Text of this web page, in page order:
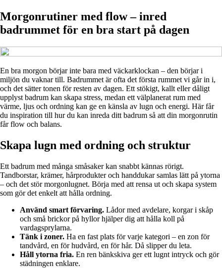
Morgonrutiner med flow – inred
badrummet för en bra start på dagen
En bra morgon börjar inte bara med väckarklockan – den börjar i
miljön du vaknar till. Badrummet är ofta det första rummet vi går in i,
och det sätter tonen för resten av dagen. Ett stökigt, kallt eller dåligt
upplyst badrum kan skapa stress, medan ett välplanerat rum med
värme, ljus och ordning kan ge en känsla av lugn och energi. Här får
du inspiration till hur du kan inreda ditt badrum så att din morgonrutin
får flow och balans.
Skapa lugn med ordning och struktur
Ett badrum med många småsaker kan snabbt kännas rörigt.
Tandborstar, krämer, hårprodukter och handdukar samlas lätt på ytorna
– och det stör morgonlugnet. Börja med att rensa ut och skapa system
som gör det enkelt att hålla ordning.
Använd smart förvaring. Lådor med avdelare, korgar i skåp
och små brickor på hyllor hjälper dig att hålla koll på
vardagsprylarna.
Tänk i zoner. Ha en fast plats för varje kategori – en zon för
tandvård, en för hudvård, en för hår. Då slipper du leta.
Håll ytorna fria. En ren bänkskiva ger ett lugnt intryck och gör
städningen enklare.